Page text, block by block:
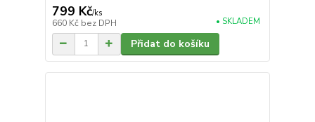
799 Kč/ks
660 Kč bez DPH • SKLADEM
Přidat do košíku